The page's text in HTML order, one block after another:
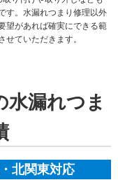
す。水漏れつまり修理以外
望があれば確実にできる範
せていただきます。
水漏れつま
北関東対応